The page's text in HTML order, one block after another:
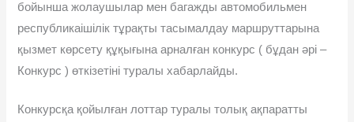
бойынша жолаушылар мен багажды авто­мобильмен
республикаішілік тұрақты тасымалдау маршруттарына
қызмет көрсету құқығына арналған конкурс ( бұдан əрі –
Конкурс ) өткізетіні туралы хабарлайды.
Конкурсқа қойылған лоттар туралы толық ақпаратты